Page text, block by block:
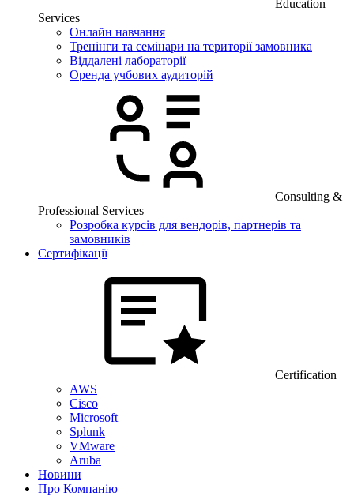
Education
Services
Онлайн навчання
Тренінги та семінари на території замовника
Віддалені лабораторії
Оренда учбових аудиторій
Consulting &
Professional Services
Розробка курсів для вендорів, партнерів та
замовників
Сертифікації
Certification
AWS
Cisco
Microsoft
Splunk
VMware
Aruba
Новини
Про Компанію